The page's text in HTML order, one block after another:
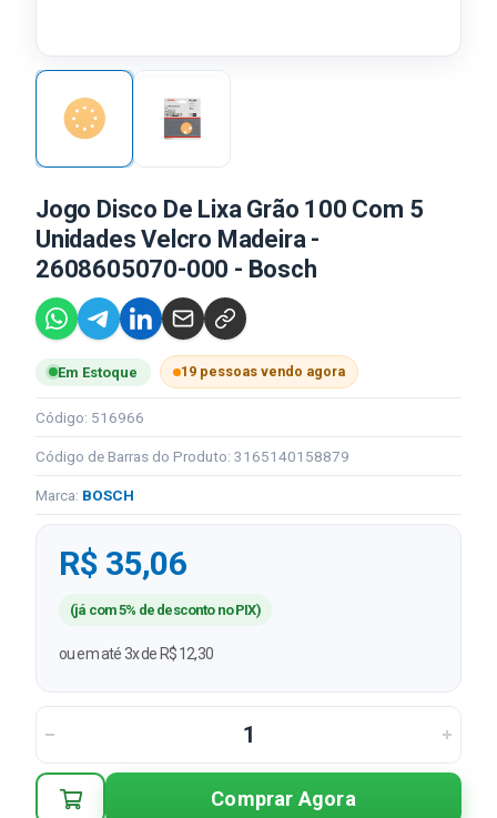
Jogo Disco De Lixa Grão 100 Com 5
Unidades Velcro Madeira -
2608605070-000 - Bosch
Em Estoque 19 pessoas vendo agora
Código: 516966
Código de Barras do Produto: 3165140158879
Marca: BOSCH
R$ 35,06
(já com 5% de desconto no PIX)
ou em até 3x de R$ 12,30
Comprar Agora